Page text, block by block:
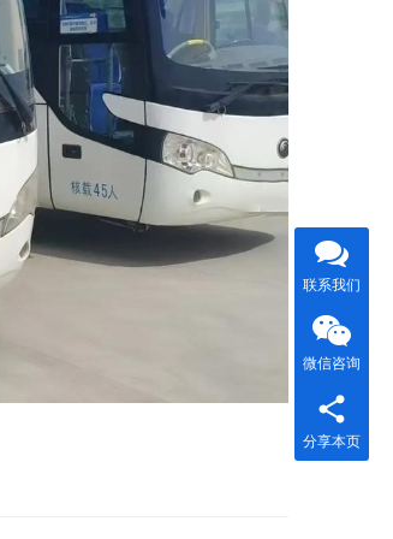
联系我们
微信咨询
分享本页